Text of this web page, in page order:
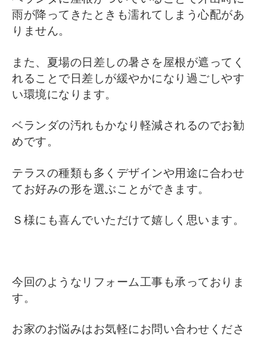
雨が降ってきたときも濡れてしまう心配があ
りません。
また、夏場の日差しの暑さを屋根が遮ってく
れることで日差しが緩やかになり過ごしやす
い環境になります。
ベランダの汚れもかなり軽減されるのでお勧
めです。
テラスの種類も多くデザインや用途に合わせ
てお好みの形を選ぶことができます。
Ｓ様にも喜んでいただけて嬉しく思います。
今回のようなリフォーム工事も承っておりま
す。
お家のお悩みはお気軽にお問い合わせくださ